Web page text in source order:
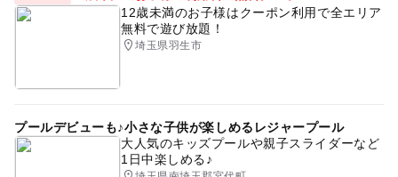
応募方法
★先着順での申込受付となります★
い。
す。
・お1人様複数日時でのお申し込みはできません。
12歳未満のお子様はクーポン利用で全エリア
無料で遊び放題！
埼玉県羽生市
プールデビューも♪小さな子供が楽しめるレジャープール
大人気のキッズプールや親子スライダーなど
1日中楽しめる♪